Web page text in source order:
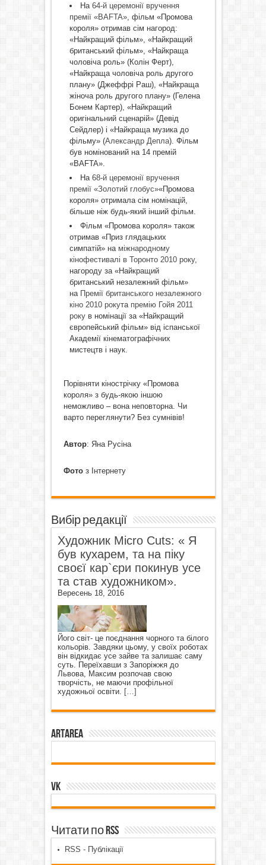
На 64-й церемонії вручення
премії «BAFTA», фільм «Промова
короля» отримав сім нагород:
«Найкращий фільм», «Найкращий
британський фільм», «Найкраща
чоловіча роль» (Колін Ферт),
«Найкраща чоловіча роль другого
плану» (Джеффрі Раш), «Найкраща
жіноча роль другого плану» (Гелена
Бонем Картер), «Найкращий
оригінальний сценарій» (Девід
Сейдлер) і «Найкраща музика до
фільму» (Александр Депла). Фільм
був номінований на 14 премій
«BAFTA».
На 68-й церемонії вручення
премії «Золотий глобус»«Промова
короля» отримала сім номінацій,
більше ніж будь-який інший фільм.
Фільм «Промова короля» також
отримав «Приз глядацьких
симпатій» на міжнародному
кінофестивалі в Торонто 2010 року,
нагороду за «Найкращий
британський незалежний фільм»
на Премії британського незалежного
кіно 2010 рокута премію Гойя 2011
рокув номінації за «Найкращий
європейський фільм» від іспанської
Академії кінематографічних
мистецтв і наук.
Порівняти кінострічку «Промова
короля» з будь-якою іншою
неможливо – вона неповторна. Чи
варто переглянути? Без сумнівів!
Автор: Яна Русіна
Фотоз Інтернету
Вибір редакції
Художник Micro Cuts: « Я
був кухарем, та на піку
своєї кар`єри покинув усе
та став художником».
Вересень 18, 2016
Його світ- це поєднання чорного та білого
кольорів. Завдяки цьому, у своїх роботах
він відкидає усе зайве та залишає саму
суть. Переїхавши з Запоріжжя до
Львова, Максим розпочав свою
творчість, не маючи профільної
художньої освіти. […]
ArtArea
VK
Читати по RSS
RSS - Публікації